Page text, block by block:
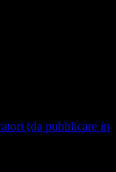
(da pubblicare in